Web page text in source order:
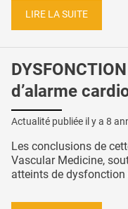
LIRE LA SUITE
d’alarme
Actualité publiée il y a 8
Les conclusions de
Vascular Medicine,
atteints de dysfonction